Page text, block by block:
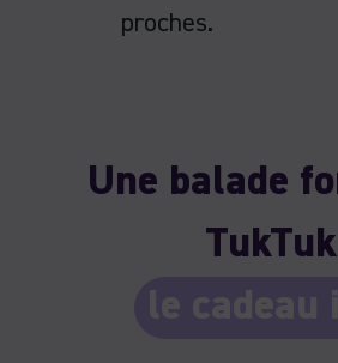
proches.
Une balade
le cadeau